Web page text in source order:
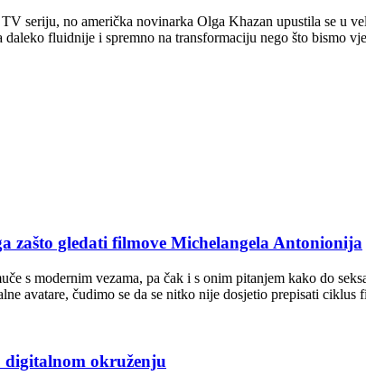
seriju, no američka novinarka Olga Khazan upustila se u
fluidnije i spremno na transformaciju nego što bismo
gledati filmove Michelangela Antonionija
s modernim vezama, pa čak i s onim pitanjem kako do
avatare, čudimo se da se nitko nije dosjetio prepisati
okruženju